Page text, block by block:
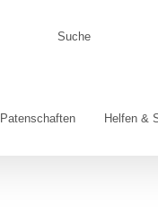
Patenschaften Helfen &